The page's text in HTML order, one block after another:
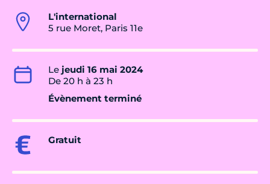
L'international
5 rue Moret, Paris 11e
Le jeudi 16 mai 2024
De 20 h à 23 h
Évènement terminé
Gratuit